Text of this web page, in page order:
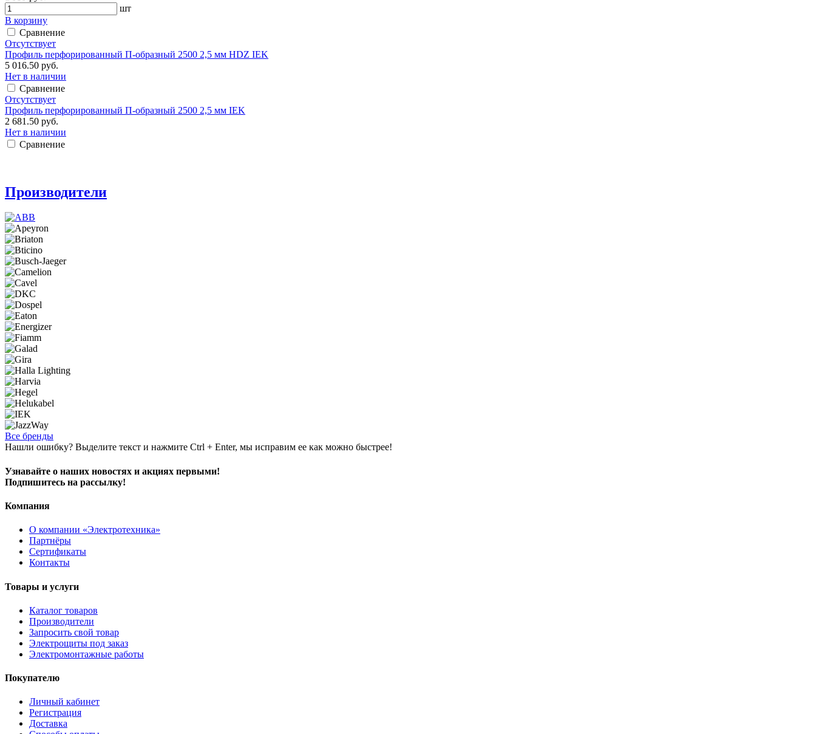
шт
В корзину
Сравнение
Отсутствует
Профиль перфорированный П-образный 2500 2,5 мм HDZ IEK
5 016.50 руб.
Нет в наличии
Сравнение
Отсутствует
Профиль перфорированный П-образный 2500 2,5 мм IEK
2 681.50 руб.
Нет в наличии
Сравнение
Производители
Все бренды
Нашли ошибку? Выделите текст и нажмите Ctrl + Enter, мы исправим ее как можно быстрее!
Узнавайте о наших новостях и акциях первыми!
Подпишитесь на рассылку!
Компания
О компании «Электротехника»
Партнёры
Сертификаты
Контакты
Товары и услуги
Каталог товаров
Производители
Запросить свой товар
Электрощиты под заказ
Электромонтажные работы
Покупателю
Личный кабинет
Регистрация
Доставка